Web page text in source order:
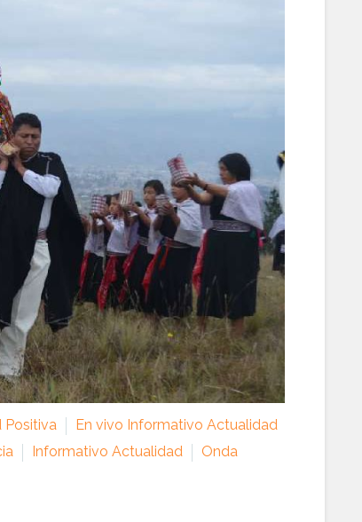
Positiva
En vivo Informativo Actualidad
Informativo Actualidad
Onda